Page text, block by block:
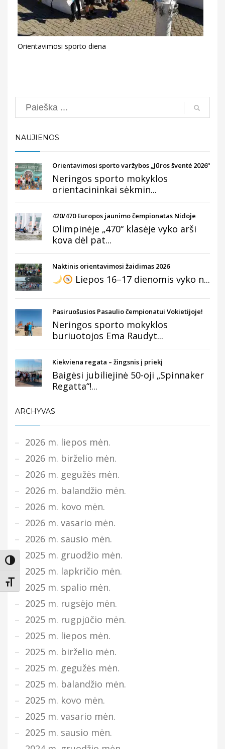
Įjungti didesnį kontrastą
Keisti teksto dydį
Orientavimosi sporto diena
Search
NAUJIENOS
Orientavimosi sporto varžybos „Jūros šventė 2026“
Neringos sporto mokyklos
orientacininkai sėkmin...
420/470 Europos jaunimo čempionatas Nidoje
Olimpinėje „470“ klasėje vyko arši
kova dėl pat...
Naktinis orientavimosi žaidimas 2026
Liepos 16–17 dienomis vyko n...
Pasiruošusios Pasaulio čempionatui Vokietijoje!
Neringos sporto mokyklos
buriuotojos Ema Raudyt...
Kiekviena regata – žingsnis į priekį
Baigėsi jubiliejinė 50-oji „Spinnaker
Regatta“!...
ARCHYVAS
2026 m. liepos mėn.
2026 m. birželio mėn.
2026 m. gegužės mėn.
2026 m. balandžio mėn.
2026 m. kovo mėn.
2026 m. vasario mėn.
2026 m. sausio mėn.
2025 m. gruodžio mėn.
2025 m. lapkričio mėn.
2025 m. spalio mėn.
2025 m. rugsėjo mėn.
2025 m. rugpjūčio mėn.
2025 m. liepos mėn.
2025 m. birželio mėn.
2025 m. gegužės mėn.
2025 m. balandžio mėn.
2025 m. kovo mėn.
2025 m. vasario mėn.
2025 m. sausio mėn.